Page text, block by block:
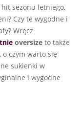
sezonu letniego,
Czy te wygodne i
Wręcz
oversize to także
, o czym warto się
sukienki w
i wygodne